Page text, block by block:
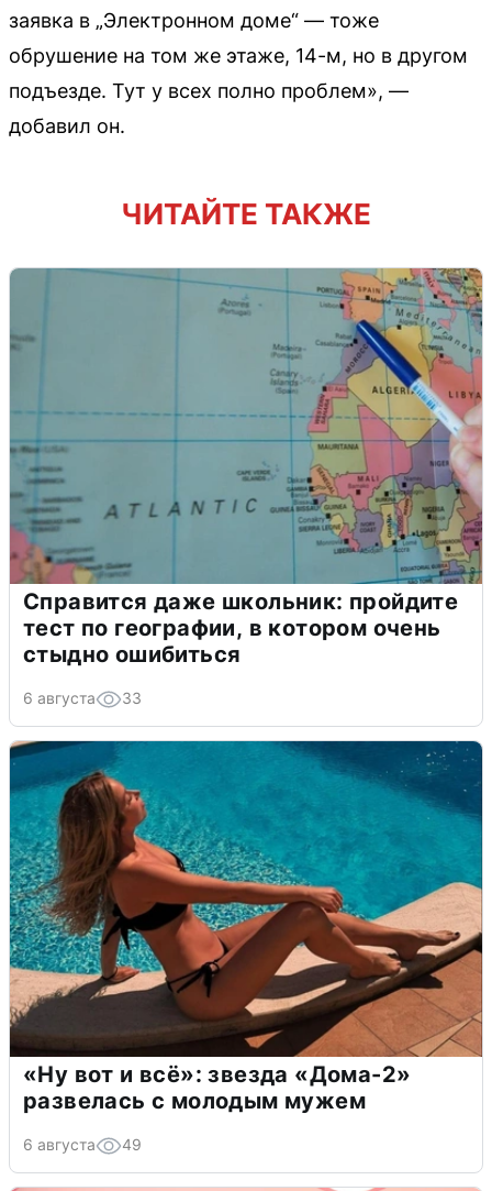
заявка в „Электронном доме“ — тоже
обрушение на том же этаже, 14-м, но в другом
подъезде. Тут у всех полно проблем», —
добавил он.
ЧИТАЙТЕ ТАКЖЕ
Справится даже школьник: пройдите
тест по географии, в котором очень
стыдно ошибиться
6 августа 33
«Ну вот и всё»: звезда «Дома-2»
развелась с молодым мужем
6 августа 49